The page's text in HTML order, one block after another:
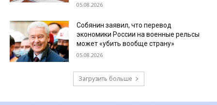
05.08.2026
Собянин заявил, что перевод
экономики России на военные рельсы
может «убить вообще страну»
05.08.2026
Загрузить больше